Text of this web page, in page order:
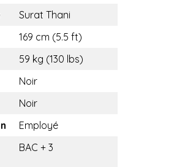
Surat Thani
169 cm (5.5 ft)
59 kg (130 lbs)
Noir
Noir
Employé
BAC + 3